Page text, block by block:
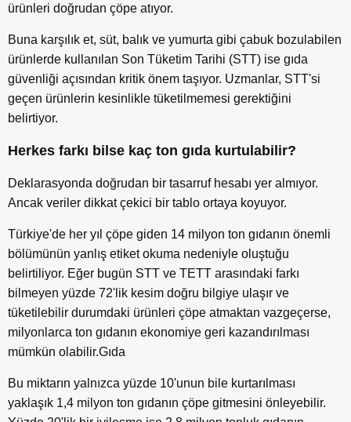
ürünleri doğrudan çöpe atıyor.
Buna karşılık et, süt, balık ve yumurta gibi çabuk bozulabilen
ürünlerde kullanılan Son Tüketim Tarihi (STT) ise gıda
güvenliği açısından kritik önem taşıyor. Uzmanlar, STT'si
geçen ürünlerin kesinlikle tüketilmemesi gerektiğini
belirtiyor.
Herkes farkı bilse kaç ton gıda kurtulabilir?
Deklarasyonda doğrudan bir tasarruf hesabı yer almıyor.
Ancak veriler dikkat çekici bir tablo ortaya koyuyor.
Türkiye'de her yıl çöpe giden 14 milyon ton gıdanın önemli
bölümünün yanlış etiket okuma nedeniyle oluştuğu
belirtiliyor. Eğer bugün STT ve TETT arasındaki farkı
bilmeyen yüzde 72'lik kesim doğru bilgiye ulaşır ve
tüketilebilir durumdaki ürünleri çöpe atmaktan vazgeçerse,
milyonlarca ton gıdanın ekonomiye geri kazandırılması
mümkün olabilir.Gıda
Bu miktarın yalnızca yüzde 10'unun bile kurtarılması
yaklaşık 1,4 milyon ton gıdanın çöpe gitmesini önleyebilir.